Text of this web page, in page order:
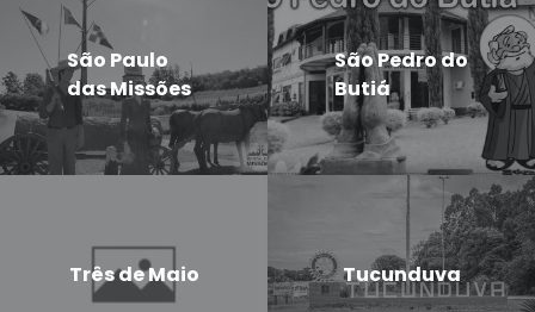
São Paulo
das Missões
São Pedro do
Butiá
Três de Maio Tucunduva